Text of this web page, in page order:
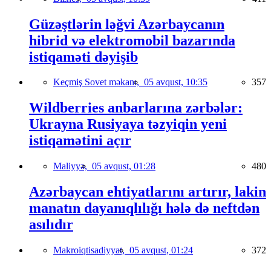
Güzəştlərin ləğvi Azərbaycanın
hibrid və elektromobil bazarında
istiqaməti dəyişib
Keçmiş Sovet məkanı, 05 avqust, 10:35 357
Wildberries anbarlarına zərbələr:
Ukrayna Rusiyaya təzyiqin yeni
istiqamətini açır
Maliyyə, 05 avqust, 01:28 480
Azərbaycan ehtiyatlarını artırır, lakin
manatın dayanıqlılığı hələ də neftdən
asılıdır
Makroiqtisadiyyat, 05 avqust, 01:24 372